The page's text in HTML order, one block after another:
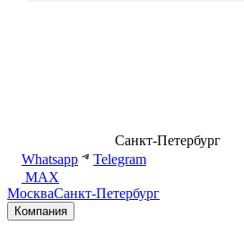
Санкт-Петербург
Whatsapp
Telegram
MAX
МоскваСанкт-Петербург
Компания